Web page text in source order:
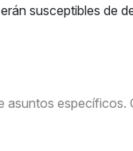
susceptibles de
específicos.